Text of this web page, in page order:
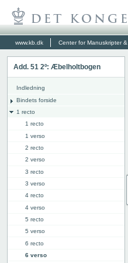
www.kb.dk Center for Manuskripter
Add. 51 2º: Æbelholtbogen
Indledning
Bindets forside
1 recto
1 recto
1 verso
2 recto
2 verso
3 recto
3 verso
4 recto
4 verso
5 recto
5 verso
6 recto
6 verso